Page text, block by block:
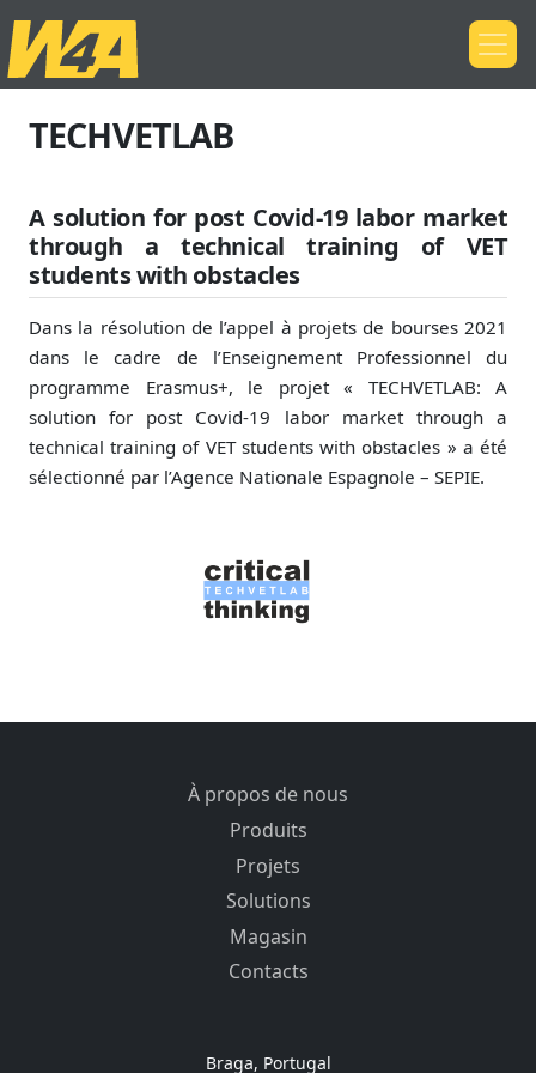
TECHVETLAB
A solution for post Covid-19 labor market
through a technical training of VET
students with obstacles
Dans la résolution de l’appel à projets de bourses 2021
dans le cadre de l’Enseignement Professionnel du
programme Erasmus+, le projet « TECHVETLAB: A
solution for post Covid-19 labor market through a
technical training of VET students with obstacles » a été
sélectionné par l’Agence Nationale Espagnole – SEPIE.
À propos de nous
Produits
Projets
Solutions
Magasin
Contacts
Braga, Portugal